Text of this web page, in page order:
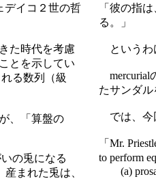
デイコ２世の哲
た時代を考慮
とを示してい
る数列（級
、「算盤の
の兎になる
まれた兎は、
「彼の指
る。」
というわ
mercurial
たサンダル
では、今
「Mr.
to perform
(a)